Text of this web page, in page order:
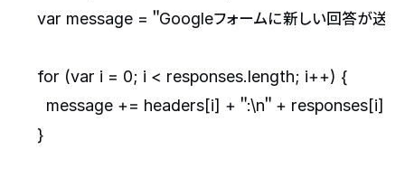
var message = "Googleフォームに新しい回答が送信
  for (var i = 0; i < responses.length; i++) {
message += headers[i] + ":\n" + responses[i] +
  }